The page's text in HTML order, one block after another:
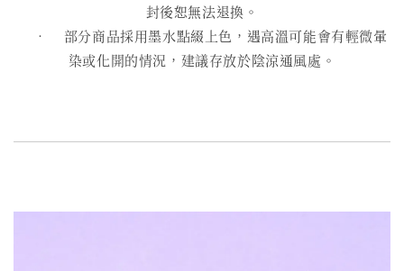
封後恕無法退換。
• 部分商品採用墨水點綴上色，遇高溫可能會有輕微暈
染或化開的情況，建議存放於陰涼通風處。